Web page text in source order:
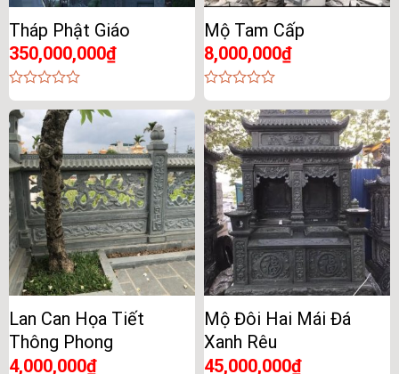
Tháp Phật Giáo
350,000,000₫
0
out
of
5
Mộ Tam Cấp
8,000,000₫
0
out
of
5
Lan Can Họa Tiết
Thông Phong
4,000,000₫
Mộ Đôi Hai Mái Đá
Xanh Rêu
45,000,000₫